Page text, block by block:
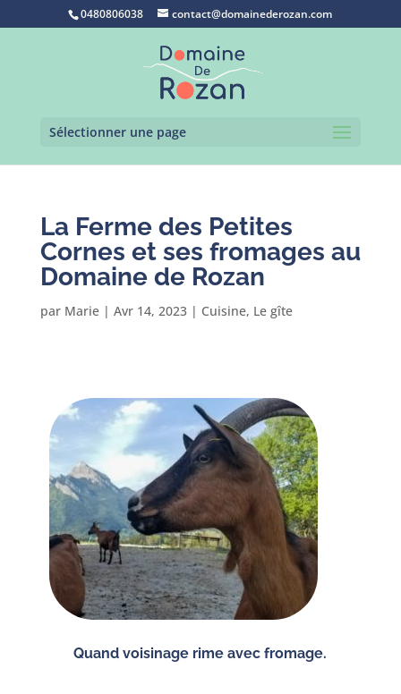
0480806038 contact@domainederozan.com
Sélectionner une page
La Ferme des Petites
Cornes et ses fromages au
Domaine de Rozan
par Marie| Avr 14, 2023| Cuisine, Le gîte
Quand voisinage rime avec fromage.